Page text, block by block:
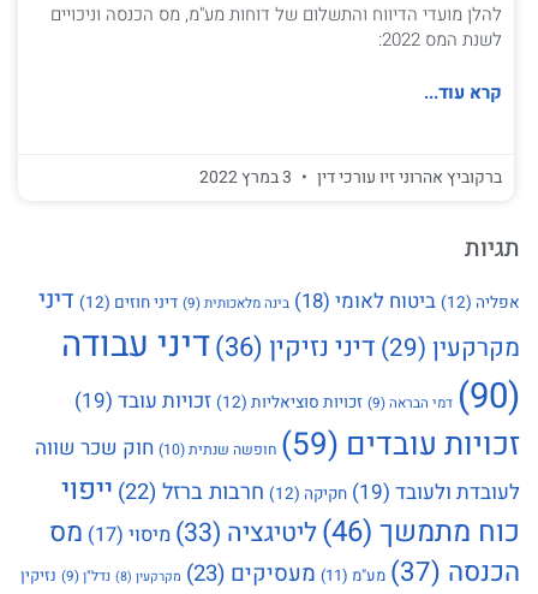
להלן מועדי הדיווח והתשלום של דוחות מע"מ, מס הכנסה וניכויים
לשנת המס 2022:
קרא עוד...
ברקוביץ אהרוני זיו עורכי דין
תגיות
אפליה (12) ביטוח לאומי (18) בינה מלאכותית(9) דיני חוזים (12)
דיני
מקרקעין (29) דיני נזיקין (36)
דיני עבודה
(90)
דמי הבראה(9) זכויות סוציאליות (12) זכויות עובד (19)
זכויות עובדים (59) חופשה שנתית(10)
חוק שכר שווה
לעובדת ולעובד (19) חקיקה (12) חרבות ברזל (22)
ייפוי
כוח מתמשך (46) ליטיגציה (33) מיסוי (17)
מס
הכנסה (37) מע"מ (11) מעסיקים (23) מקרקעין (8) נדל"ן(9)
נזיקין